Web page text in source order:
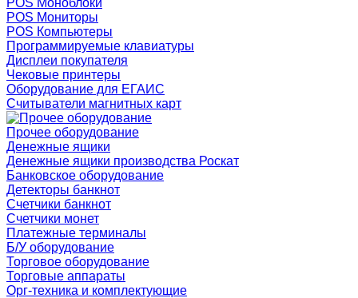
POS Моноблоки
POS Мониторы
POS Компьютеры
Программируемые клавиатуры
Дисплеи покупателя
Чековые принтеры
Оборудование для ЕГАИС
Считыватели магнитных карт
Прочее оборудование
Денежные ящики
Денежные ящики производства Роскат
Банковское оборудование
Детекторы банкнот
Счетчики банкнот
Счетчики монет
Платежные терминалы
Б/У оборудование
Торговое оборудование
Торговые аппараты
Орг-техника и комплектующие